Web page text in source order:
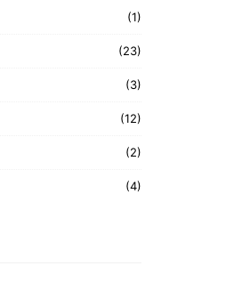
(1)
(23)
(3)
(12)
(2)
(4)